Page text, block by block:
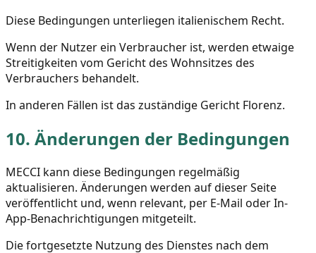
Diese Bedingungen unterliegen italienischem Recht.
Wenn der Nutzer ein Verbraucher ist, werden etwaige
Streitigkeiten vom Gericht des Wohnsitzes des
Verbrauchers behandelt.
In anderen Fällen ist das zuständige Gericht Florenz.
10. Änderungen der Bedingungen
MECCI kann diese Bedingungen regelmäßig
aktualisieren. Änderungen werden auf dieser Seite
veröffentlicht und, wenn relevant, per E-Mail oder In-
App-Benachrichtigungen mitgeteilt.
Die fortgesetzte Nutzung des Dienstes nach dem